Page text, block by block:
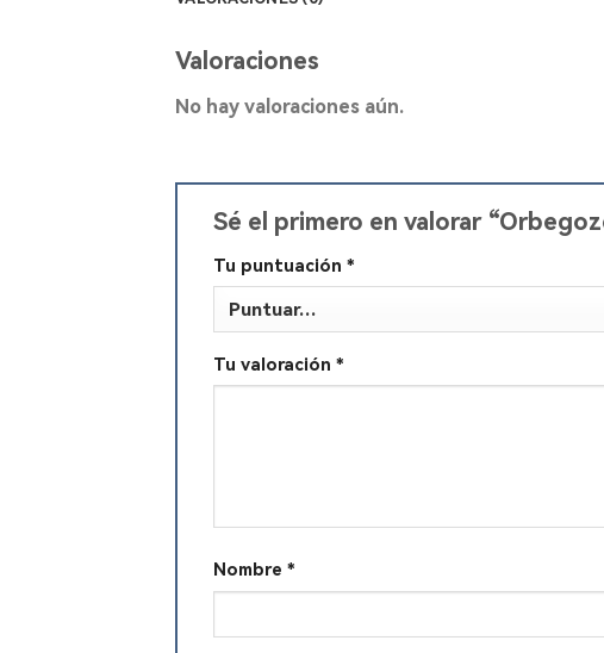
Valoraciones
No hay valoraciones aún.
Sé el primero en valorar
Tu puntuación *
Tu valoración *
Nombre *